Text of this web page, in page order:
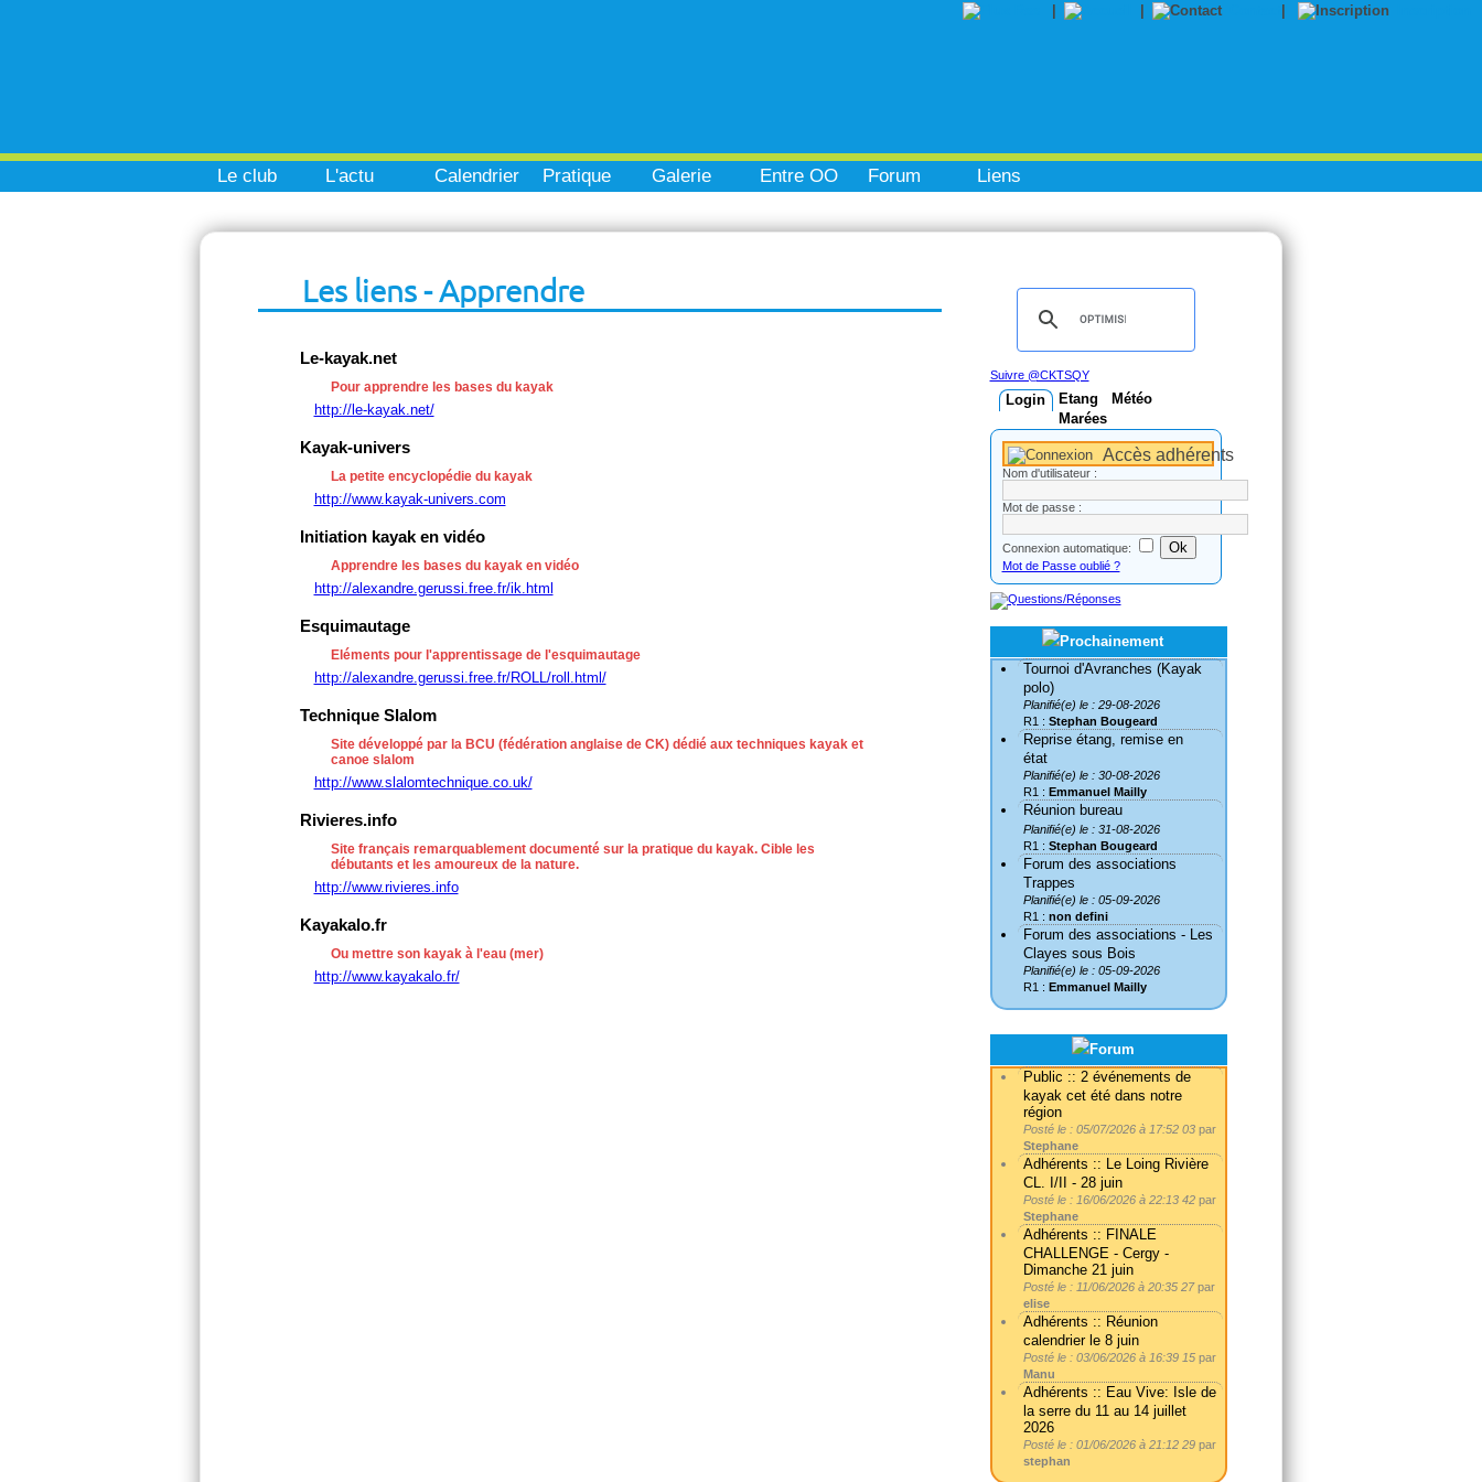
Le club L'actu Calendrier Pratique Galerie Entre OO Forum Liens
Les liens - Apprendre
Le-kayak.net
Pour apprendre les bases du kayak
http://le-kayak.net/
Kayak-univers
La petite encyclopédie du kayak
http://www.kayak-univers.com
Initiation kayak en vidéo
Apprendre les bases du kayak en vidéo
http://alexandre.gerussi.free.fr/ik.html
Esquimautage
Eléments pour l'apprentissage de l'esquimautage
http://alexandre.gerussi.free.fr/ROLL/roll.html/
Technique Slalom
Site développé par la BCU (fédération anglaise de CK) dédié aux techniques kayak et
canoe slalom
http://www.slalomtechnique.co.uk/
Rivieres.info
Site français remarquablement documenté sur la pratique du kayak. Cible les
débutants et les amoureux de la nature.
http://www.rivieres.info
Kayakalo.fr
Ou mettre son kayak à l'eau (mer)
http://www.kayakalo.fr/
Suivre @CKTSQY
Login Etang
Météo
Marées
Accès adhérents
Nom d'utilisateur :
Mot de passe :
Connexion automatique:
Mot de Passe oublié ?
Tournoi d'Avranches (Kayak
polo)
Planifié(e) le : 29-08-2026
R1 : Stephan Bougeard
Reprise étang, remise en
état
Planifié(e) le : 30-08-2026
R1 : Emmanuel Mailly
Réunion bureau
Planifié(e) le : 31-08-2026
R1 : Stephan Bougeard
Forum des associations
Trappes
Planifié(e) le : 05-09-2026
R1 : non defini
Forum des associations - Les
Clayes sous Bois
Planifié(e) le : 05-09-2026
R1 : Emmanuel Mailly
Public :: 2 événements de
kayak cet été dans notre
région
Posté le : 05/07/2026 à 17:52 03 par
Stephane
Adhérents :: Le Loing Rivière
CL. I/II - 28 juin
Posté le : 16/06/2026 à 22:13 42 par
Stephane
Adhérents :: FINALE
CHALLENGE - Cergy -
Dimanche 21 juin
Posté le : 11/06/2026 à 20:35 27par
elise
Adhérents :: Réunion
calendrier le 8 juin
Posté le : 03/06/2026 à 16:39 15 par
Manu
Adhérents :: Eau Vive: Isle de
la serre du 11 au 14 juillet
2026
Posté le : 01/06/2026 à 21:12 29 par
stephan